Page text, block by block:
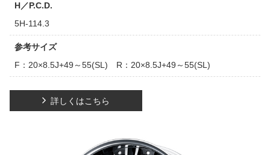
H／P.C.D.
5H-114.3
参考サイズ
F：20×8.5J+49～55(SL) R：20×8.5J+49～55(SL)
詳しくはこちら